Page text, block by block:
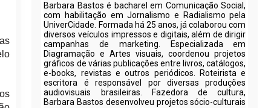
Barbara Bastos é bacharel em Comunicação Social,
com habilitação em Jornalismo e Radialismo pela
UniverCidade. Formada há 25 anos, já colaborou com
diversos veículos impressos e digitais, além de dirigir
campanhas de marketing. Especializada em
Diagramação e Artes visuais, coordenou projetos
gráficos de várias publicações entre livros, catálogos,
e-books, revistas e outros periódicos. Roteirista e
escritora é responsável por diversas produções
audiovisuais brasileiras. Fazedora de cultura,
Barbara Bastos desenvolveu projetos sócio-culturais